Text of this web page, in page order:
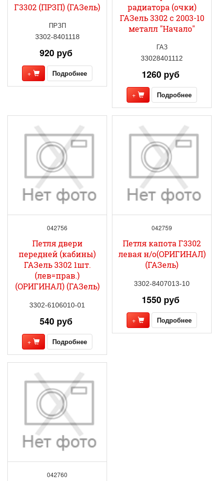
Г3302 (ПРЗП) (ГАЗель)
ПРЗП
3302-8401118
920 руб
+ Подробнее
радиатора (очки)
ГАЗель 3302 с 2003-10
металл "Начало"
ГАЗ
33028401112
1260 руб
+ Подробнее
042756
Петля двери
передней (кабины)
ГАЗель 3302 1шт.
(лев=прав.)
(ОРИГИНАЛ) (ГАЗель)
3302-6106010-01
540 руб
+ Подробнее
042759
Петля капота Г3302
левая н/о(ОРИГИНАЛ)
(ГАЗель)
3302-8407013-10
1550 руб
+ Подробнее
042760